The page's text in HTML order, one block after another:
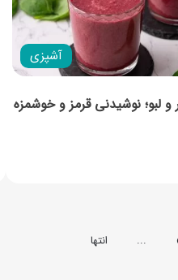
آشپزی
و لبو؛ نوشیدنی قرمز و خوشمزه
... انتها